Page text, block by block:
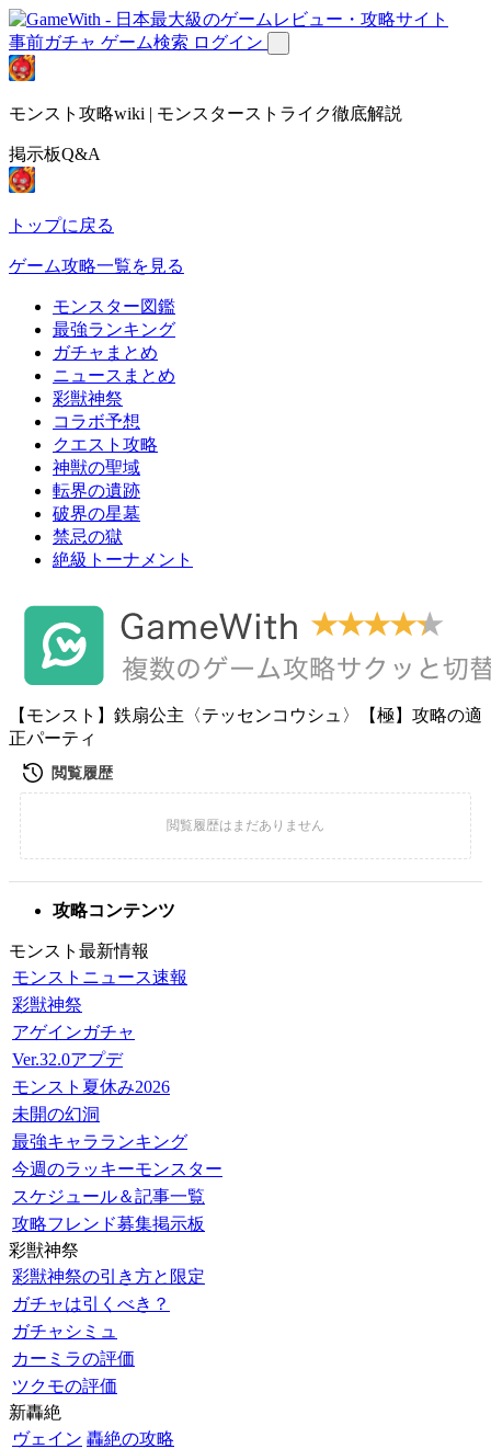
事前ガチャ ゲーム検索 ログイン
モンスト攻略wiki | モンスターストライク徹底解説
掲示板Q&A
トップに戻る
ゲーム攻略一覧を見る
モンスター図鑑
最強ランキング
ガチャまとめ
ニュースまとめ
彩獣神祭
コラボ予想
クエスト攻略
神獣の聖域
転界の遺跡
破界の星墓
禁忌の獄
絶級トーナメント
【モンスト】鉄扇公主〈テッセンコウシュ〉【極】攻略の適
正パーティ
攻略コンテンツ
モンスト最新情報
モンストニュース速報
彩獣神祭
アゲインガチャ
Ver.32.0アプデ
モンスト夏休み2026
未開の幻洞
最強キャラランキング
今週のラッキーモンスター
スケジュール＆記事一覧
攻略フレンド募集掲示板
彩獣神祭
彩獣神祭の引き方と限定
ガチャは引くべき？
ガチャシミュ
カーミラの評価
ツクモの評価
新轟絶
ヴェイン 轟絶の攻略